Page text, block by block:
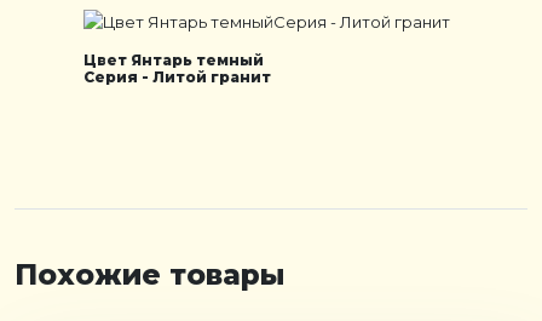
Цвет Янтарь темный
Серия - Литой гранит
Похожие товары